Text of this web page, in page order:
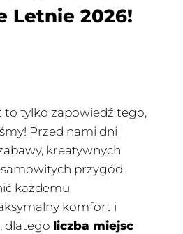
Letnie 2026!
to tylko zapowiedź tego,
Przed nami dni
kreatywnych
przygód.
każdemu
komfort i
dlatego liczba miejsc